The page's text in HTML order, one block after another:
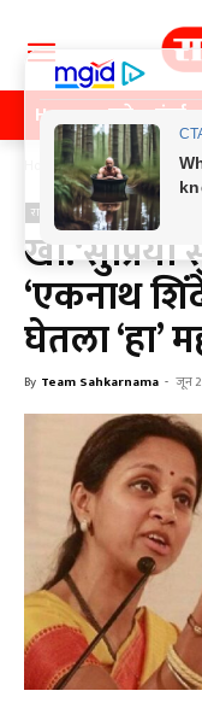
Home पुणे मुंबई
Home राजकीय
राजकीय
‘एकनाथ
घेतला ‘हा’
By Team Sahkarnama - जून